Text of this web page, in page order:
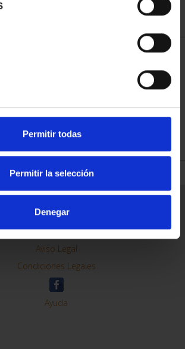
Permitir todas
Permitir la selección
Denegar
REFINE
Contacto
Preguntas Frequentes (FAQs)
Aviso Legal
Condiciones Legales
Ayuda